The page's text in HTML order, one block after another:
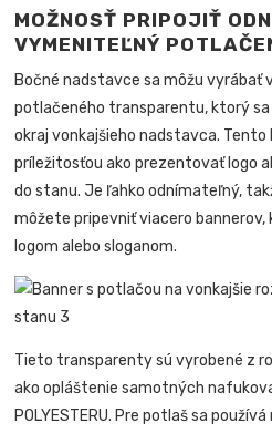
MOŽNOSŤ PRIPOJIŤ
VYMENITEĽNÝ
Bočné nadstavce sa môžu vyrábať
potlačeného transparentu, ktorý
okraj vonkajšieho nadstavca. Tento
príležitosťou ako prezentovať logo
do stanu. Je ľahko odnímateľný,
môžete pripevniť viacero
logom alebo sloganom.
Tieto transparenty sú vyrobené z
ako opláštenie samotných
POLYESTERU. Pre potlaš sa